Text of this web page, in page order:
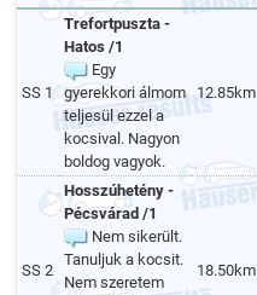
SS 1
Trefortpuszta -
Hatos /1
Egy
gyerekkori álmom
teljesül ezzel a
kocsival. Nagyon
boldog vagyok.
12.85km
SS 2
Hosszúhetény -
Pécsvárad /1
Nem sikerült.
Tanuljuk a kocsit.
Nem szeretem
18.50km